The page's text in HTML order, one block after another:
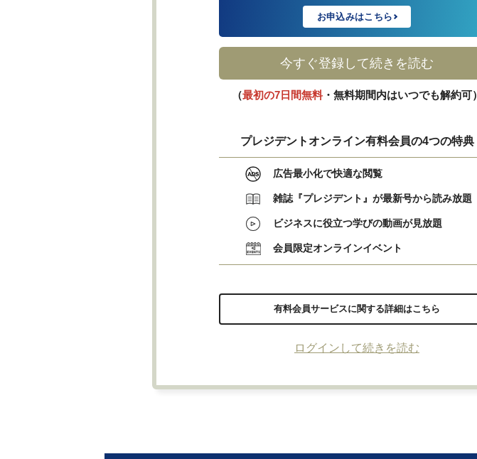
お申込みはこちら
今すぐ登録して続きを読む
（最初の7日間無料・無料期間内はいつでも解約可）
プレジデントオンライン有料会員の4つの特典
広告最小化で快適な閲覧
雑誌『プレジデント』が最新号から読み放題
ビジネスに役立つ学びの動画が見放題
会員限定オンラインイベント
有料会員サービスに関する詳細はこちら
ログインして続きを読む